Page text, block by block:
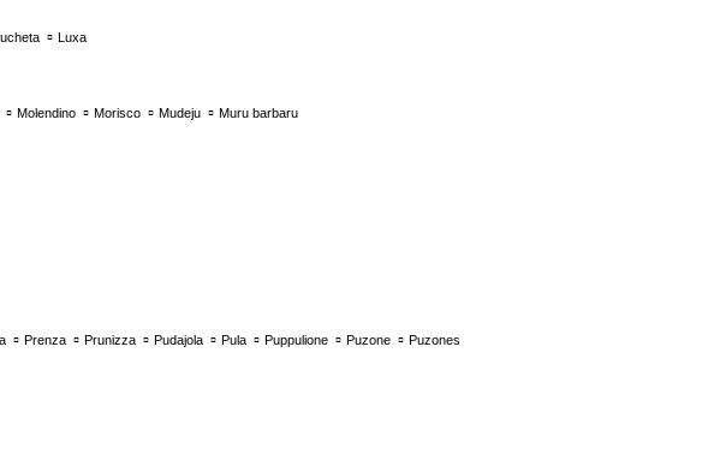
▫ Luxa
▫ Molendino ▫ Morisco ▫ Mudeju ▫ Muru barbaru
▫ Prenza ▫ Prunizza ▫ Pudajola ▫ Pula ▫ Puppulione ▫ Puzone ▫ Puzones